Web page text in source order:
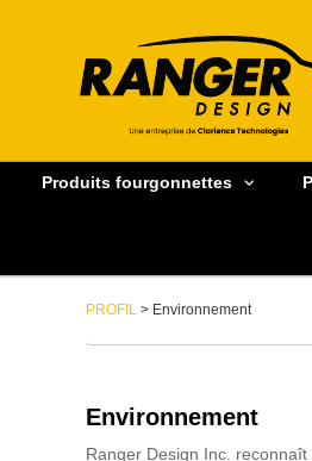
Produits fourgonnettes
PROFIL > Environnement
Environnement
Ranger Design Inc.